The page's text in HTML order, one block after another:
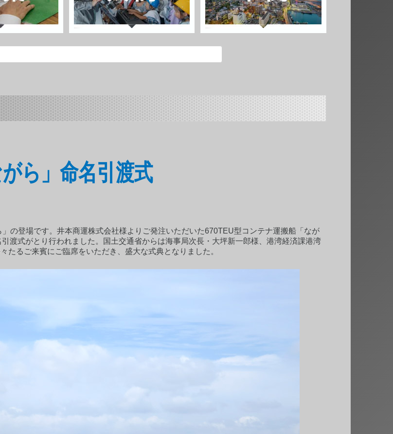
がら」命名引渡式
の登場です。井本商運株式会社様よりご発注いただいた670TEU型コンテナ運搬船「なが
渡式がとり行われました。国土交通省からは海事局次長・大坪新一郎様、港湾経済課港湾
たるご来賓にご臨席をいただき、盛大な式典となりました。